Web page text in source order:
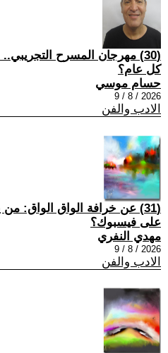
(30) مهرجان المسرح
كل عام؟
حسام موسي
2026 / 8 / 9
الادب والفن
(31) عن خرافة الواق الواق:
على فيسبوك؟
مهدي النفري
2026 / 8 / 9
الادب والفن